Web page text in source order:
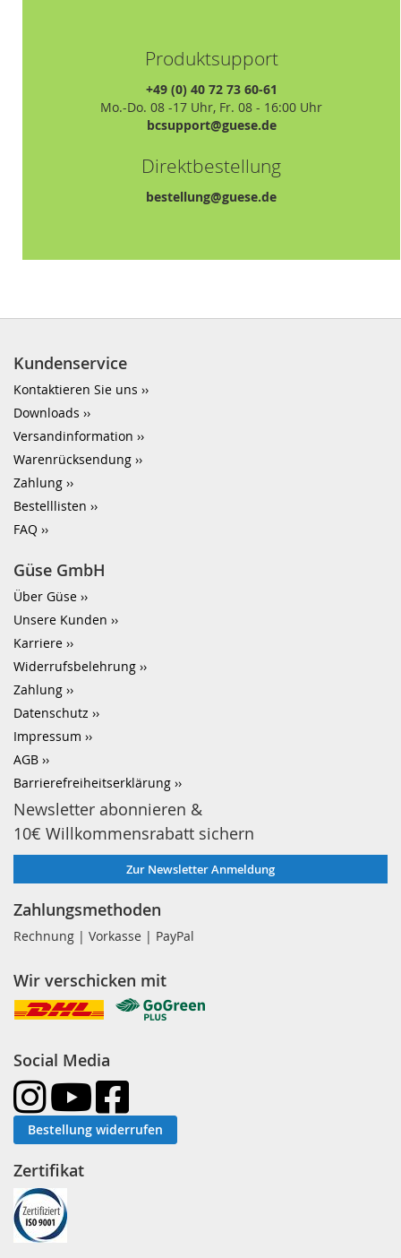
Produktsupport
+49 (0) 40 72 73 60-61
Mo.-Do. 08 -17 Uhr, Fr. 08 - 16:00 Uhr
bcsupport@guese.de
Direktbestellung
bestellung@guese.de
Kundenservice
Kontaktieren Sie uns
Downloads
Versandinformation
Warenrücksendung
Zahlung
Bestelllisten
FAQ
Güse GmbH
Über Güse
Unsere Kunden
Karriere
Widerrufsbelehrung
Zahlung
Datenschutz
Impressum
AGB
Barrierefreiheitserklärung
Newsletter abonnieren &
10€ Willkommensrabatt sichern
Zur Newsletter Anmeldung
Zahlungsmethoden
Rechnung | Vorkasse | PayPal
Wir verschicken mit
Social Media
Bestellung widerrufen
Zertifikat